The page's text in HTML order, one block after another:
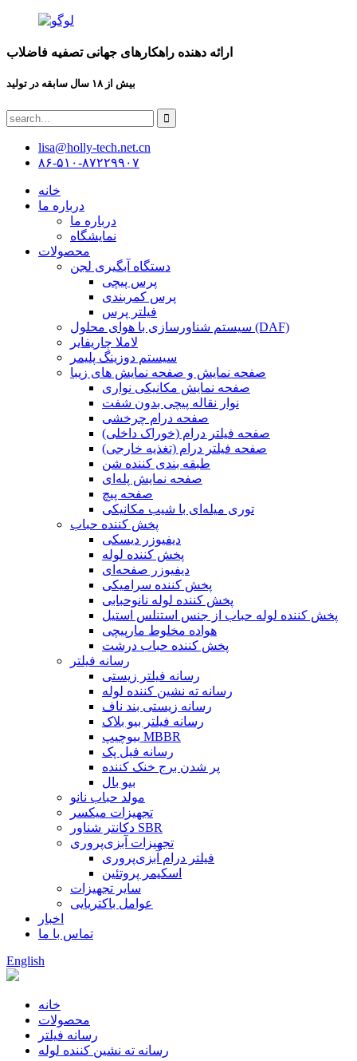
ارائه دهنده راهکارهای جهانی تصفیه فاضلاب
بیش از ۱۸ سال سابقه در تولید
lisa@holly-tech.net.cn
۸۶-۵۱۰-۸۷۲۲۹۹۰۷
خانه
درباره ما
درباره ما
نمایشگاه
محصولات
دستگاه آبگیری لجن
پرس پیچی
پرس کمربندی
فیلتر پرس
سیستم شناورسازی با هوای محلول (DAF)
لاملا چاریفایر
سیستم دوزینگ پلیمر
صفحه نمایش و صفحه نمایش های زیبا
صفحه نمایش مکانیکی نواری
نوار نقاله پیچی بدون شفت
صفحه درام چرخشی
صفحه فیلتر درام (خوراک داخلی)
صفحه فیلتر درام (تغذیه خارجی)
طبقه بندی کننده شن
صفحه نمایش پله‌ای
صفحه پیچ
توری میله‌ای با شیب مکانیکی
پخش کننده حباب
دیفیوزر دیسکی
پخش کننده لوله
دیفیوزر صفحه‌ای
پخش کننده سرامیکی
پخش کننده لوله نانوحبابی
پخش کننده لوله حباب از جنس استنلس استیل
هواده مخلوط مارپیچی
پخش کننده حباب درشت
رسانه فیلتر
رسانه فیلتر زیستی
رسانه ته نشین کننده لوله
رسانه زیستی بند ناف
رسانه فیلتر بیو بلاک
بیوچیپ MBBR
رسانه فیل پک
پر شدن برج خنک کننده
بیو بال
مولد حباب نانو
تجهیزات میکسر
دکانتر شناور SBR
تجهیزات آبزی‌پروری
فیلتر درام آبزی‌پروری
اسکیمر پروتئین
سایر تجهیزات
عوامل باکتریایی
اخبار
تماس با ما
English
خانه
محصولات
رسانه فیلتر
رسانه ته نشین کننده لوله